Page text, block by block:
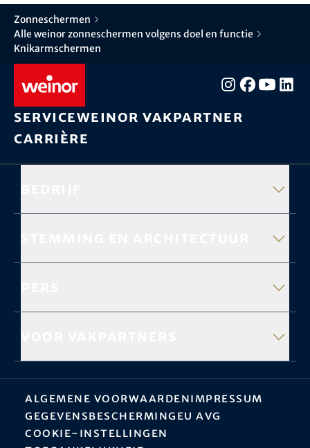
Zonneschermen
Alle weinor zonneschermen volgens doel en functie
Knikarmschermen
Serviceweinor vakpartner
Carrière
Algemene VoorwaardenImpressum
Gegevensbescherming EU AVG
Cookie-instellingen